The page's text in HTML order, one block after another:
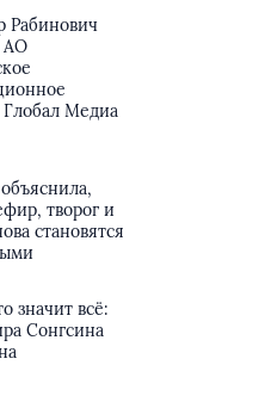
Рабинович
АО
Глобал Медиа
творог и
становятся
значит всё:
Сонгсина